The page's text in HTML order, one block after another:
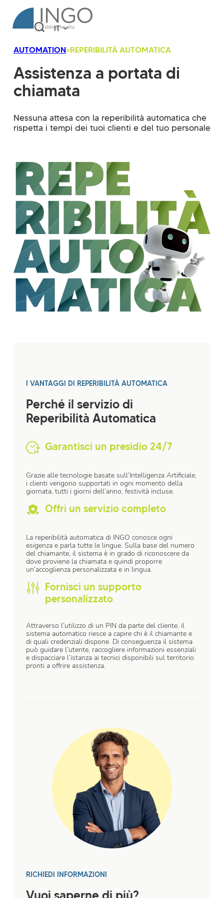
IT
AUTOMATION>REPERIBILITÀ AUTOMATICA
Assistenza a portata di
chiamata
Nessuna attesa con la reperibilità automatica che
rispetta i tempi dei tuoi clienti e del tuo personale
I VANTAGGI DI REPERIBILITÀ AUTOMATICA
Perché il servizio di
Reperibilità Automatica
Garantisci un presidio 24/7
Grazie alle tecnologie basate sull’Intelligenza Artificiale,
i clienti vengono supportati in ogni momento della
giornata, tutti i giorni dell’anno, festività incluse.
Offri un servizio completo
La reperibilità automatica di INGO conosce ogni
esigenza e parla tutte le lingue. Sulla base del numero
del chiamante, il sistema è in grado di riconoscere da
dove proviene la chiamata e quindi proporre
un’accoglienza personalizzata e in lingua.
Fornisci un supporto
personalizzato
Attraverso l’utilizzo di un PIN da parte del cliente, il
sistema automatico riesce a capire chi è il chiamante e
di quali credenziali dispone. Di conseguenza il sistema
può guidare l’utente, raccogliere informazioni essenziali
e dispacciare l’istanza ai tecnici disponibili sul territorio
pronti a offrire assistenza.
RICHIEDI INFORMAZIONI